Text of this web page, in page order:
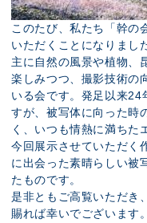
このたび、私たち「幹の
いただくことになりまし
主に自然の風景や植物、
楽しみつつ、撮影技術の
いる会です。発足以来24
すが、被写体に向った時
く、いつも情熱に満ちた
今回展示させていただく
に出会った素晴らしい被
たものです。
是非ともご高覧いただき
賜れば幸いでございます。